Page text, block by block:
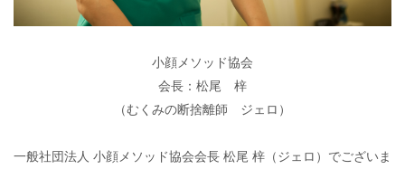
小顔メソッド協会
会長：松尾 梓
（むくみの断捨離師 ジェロ）
一般社団法人 小顔メソッド協会会長 松尾 梓（ジェロ）でございま